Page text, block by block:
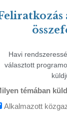
Havi
választott
témában
Alkalmazott